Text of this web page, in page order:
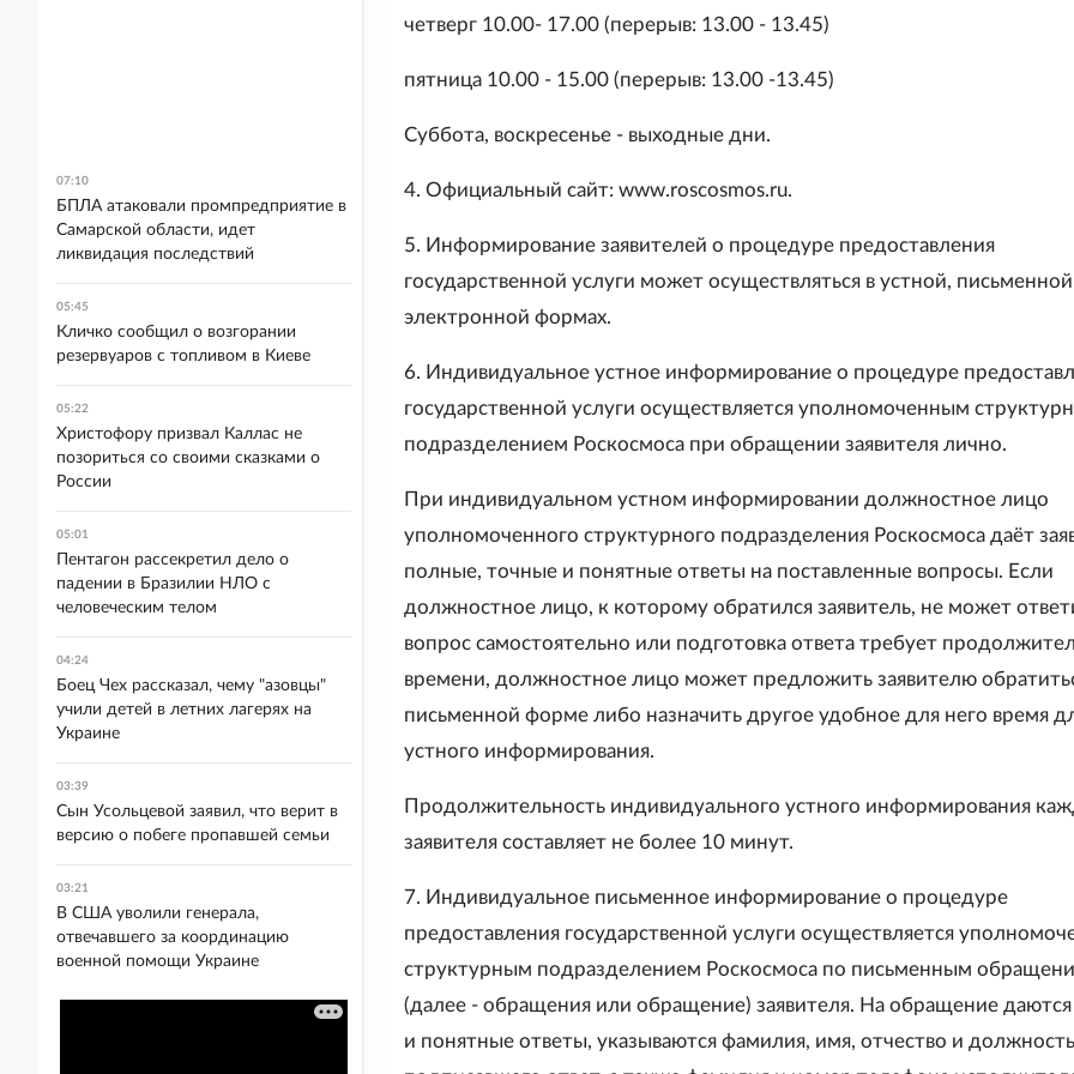
четверг 10.00- 17.00 (перерыв: 13.00 - 13.45)
пятница 10.00 - 15.00 (перерыв: 13.00 -13.45)
Суббота, воскресенье - выходные дни.
4. Официальный сайт: www.roscosmos.ru.
5. Информирование заявителей о процедуре предоставления
государственной услуги может осуществляться в устной,
электронной формах.
6. Индивидуальное устное информирование о процедуре
государственной услуги осуществляется уполномоченным
подразделением Роскосмоса при обращении заявителя лично.
При индивидуальном устном информировании должностное лицо
уполномоченного структурного подразделения Роскосмоса даёт
полные, точные и понятные ответы на поставленные вопросы. Если
должностное лицо, к которому обратился заявитель, не может
вопрос самостоятельно или подготовка ответа требует
времени, должностное лицо может предложить заявителю
письменной форме либо назначить другое удобное для него время
устного информирования.
Продолжительность индивидуального устного информирования
заявителя составляет не более 10 минут.
7. Индивидуальное письменное информирование о процедуре
предоставления государственной услуги осуществляется
структурным подразделением Роскосмоса по письменным
(далее - обращения или обращение) заявителя. На обращение даются
и понятные ответы, указываются фамилия, имя, отчество и
07:10
БПЛА атаковали промпредприятие в
Самарской области, идет
ликвидация последствий
05:45
Кличко сообщил о возгорании
резервуаров с топливом в Киеве
05:22
Христофору призвал Каллас не
позориться со своими сказками о
России
05:01
Пентагон рассекретил дело о
падении в Бразилии НЛО с
человеческим телом
04:24
Боец Чех рассказал, чему "азовцы"
учили детей в летних лагерях на
Украине
03:39
Сын Усольцевой заявил, что верит в
версию о побеге пропавшей семьи
03:21
В США уволили генерала,
отвечавшего за координацию
военной помощи Украине